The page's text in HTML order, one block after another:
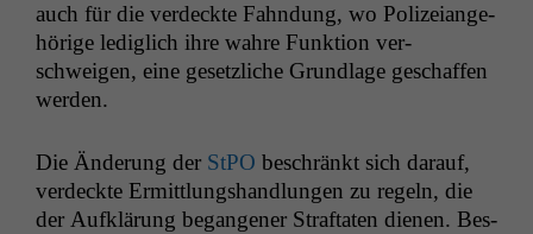
auch für die verdeck­te Fah­n­dung, wo Polizeiange­
hörige lediglich ihre wahre Funk­tion ver­
schweigen, eine geset­zliche Grund­lage geschaf­fen
werden.
Die Änderung der StPO beschränkt sich darauf,
verdeck­te Ermit­tlung­shand­lun­gen zu regeln, die
der Aufk­lärung began­gener Straftat­en dienen. Bes­